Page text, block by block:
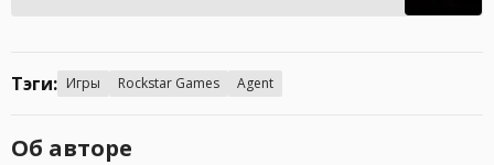
Тэги: Игры Rockstar Games Agent
Об авторе